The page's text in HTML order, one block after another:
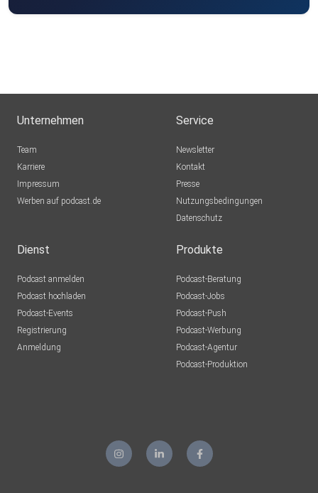
Unternehmen
Team
Karriere
Impressum
Werben auf podcast.de
Service
Newsletter
Kontakt
Presse
Nutzungsbedingungen
Datenschutz
Dienst
Podcast anmelden
Podcast hochladen
Podcast-Events
Registrierung
Anmeldung
Produkte
Podcast-Beratung
Podcast-Jobs
Podcast-Push
Podcast-Werbung
Podcast-Agentur
Podcast-Produktion